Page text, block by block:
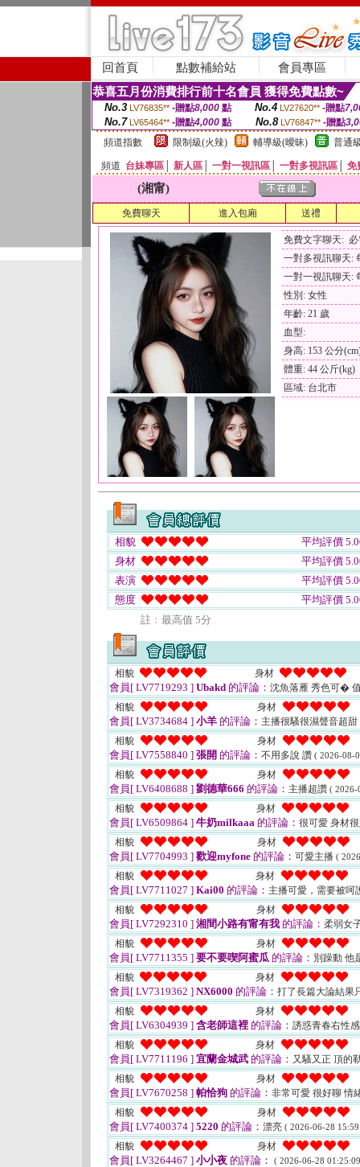
回首頁 點數補給站 會員專區
恭喜五月份消費排行前十名會員 獲得免費點數~
No.3 LV76835** -贈點8,000點 No.4 LV27620** -贈點
No.7 LV65464** -贈點4,000 點 No.8 LV76847** -贈點
頻道指數
限制級(火辣) 輔導級(曖昧) 普通
頻道 台妹專區 新人區 一對一視訊區 一對多視訊區 免
(湘甯)
免費聊天 進入包廂 送禮
免費文字聊天:
一對多視訊聊天:
一對一視訊聊天:
性別: 女性
年齡: 21 歲
血型:
身高: 153 公分
體重: 44 公斤(kg)
區域: 台北市
相貌
平均評價
身材
平均評價
表演
平均評價
態度
平均評價
註﹕最高值 5分
相貌 身材
會員[ LV7719293 ] Ubakd 的評論： 沈魚落雁 秀色可�
相貌
身材
會員[ LV3734684 ] 小羊 的評論： 主播很騷很濕聲音超甜
相貌
身材
會員[ LV7558840 ] 張開 的評論： 不用多說 讚 ( 2026-08-
相貌 身材
會員[ LV6408688 ] 劉德華666 的評論： 主播超讚 ( 2026-
相貌 身材
會員[ LV6509864 ] 牛奶milkaaa 的評論： 很可愛 身材
相貌
身材
會員[ LV7704993 ] 歡迎myfone 的評論： 可愛主播 (
相貌 身材
會員[ LV7711027 ] Kai00 的評論： 主播可愛，需要被
相貌
身材
會員[ LV7292310 ] 湘間小路有甯有我 的評論： 柔弱女
相貌
身材
會員[ LV7711355 ] 要不要喫阿蜜瓜 的評論： 別躁動 他
相貌
身材
會員[ LV7319362 ] NX6000 的評論： 打了長篇大論結果
相貌
身材
會員[ LV6304939 ] 含老師這裡 的評論： 誘惑青春右性
相貌
身材
會員[ LV7711196 ] 宜蘭金城武 的評論： 又騷又正 頂的
相貌
身材
會員[ LV7670258 ] 帕恰狗 的評論： 非常可愛 很好聊 情
相貌
身材
會員[ LV7400374 ] 5220 的評論： 漂亮 ( 2026-06-28
相貌 身材
會員[ LV3264467 ] 小小夜 的評論： ( 2026-06-28